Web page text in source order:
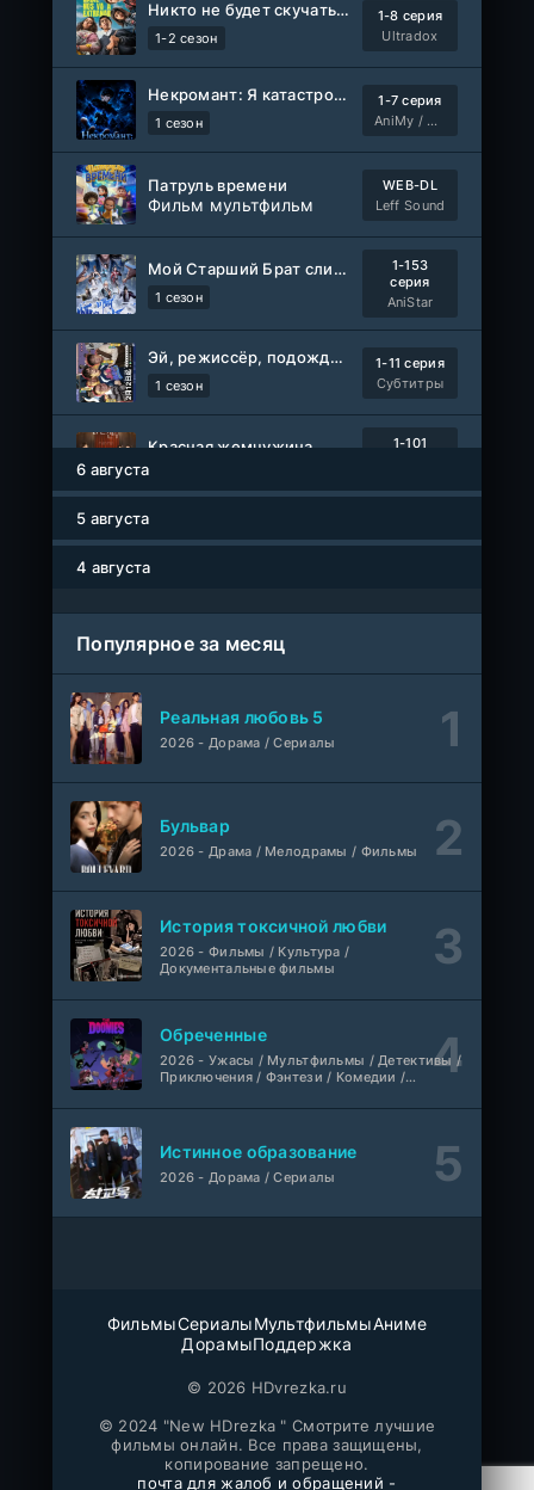
Никто не будет скучать по нам
1-2 сезон
1-8 серия
Ultradox
Некромант: Я катастрофа
1 сезон
1-7 серия
AniMy / RuChiMe
Патруль времени
Фильм мультфильм
WEB-DL
Leff Sound
Мой Старший Брат слишком стабилен
1 сезон
1-153
серия
AniStar
Эй, режиссёр, подождите!
1 сезон
1-11 серия
Субтитры
Красная жемчужина
1-101
1-8 серия
Власть в ночном городе. Книга третья: Юность Кэнена
1-5 сезон
Фильм
Любовь на розлив
WEB-Rip
Ольмо
Фильм
WEB-Rip
@MUZOBOZ@
1 сезон
Авто-Перевод
Шугар
1-2 сезон
1-8 серия
Свидания с Элис Перес
1 сезон
AniMaunt
6 августа
5 августа
4 августа
Популярное за месяц
Реальная любовь 5
2026 - Дорама / Сериалы
Бульвар
2026 - Драма / Мелодрамы / Фильмы
История токсичной любви
2026 - Фильмы / Культура /
Документальные фильмы
Обреченные
2026 - Ужасы / Мультфильмы / Детективы /
Приключения / Фэнтези / Комедии /
Истинное образование
2026 - Дорама / Сериалы
ФильмыСериалыМультфильмыАниме
ДорамыПоддержка
© 2026 HDvrezka.ru
© 2024 "New HDrezka " Смотрите лучшие
фильмы онлайн. Все права защищены,
копирование запрещено.
почта для жалоб и обращений -